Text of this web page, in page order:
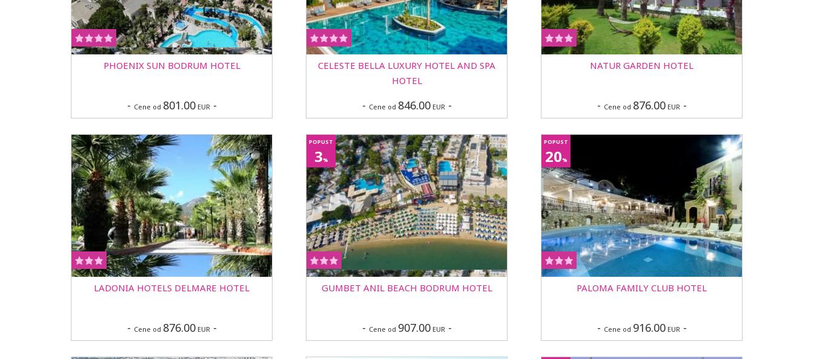
PHOENIX SUN BODRUM HOTEL
- Cene od 801.00EUR-
CELESTE BELLA LUXURY HOTEL AND SPA
HOTEL
- Cene od 846.00EUR-
NATUR GARDEN HOTEL
- Cene od 876.00EUR-
LADONIA HOTELS DELMARE HOTEL
- Cene od 876.00EUR-
POPUST
3%
GUMBET ANIL BEACH BODRUM HOTEL
- Cene od 907.00EUR-
POPUST
20%
PALOMA FAMILY CLUB HOTEL
- Cene od 916.00EUR-